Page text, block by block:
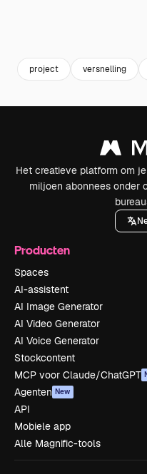
project versnelling
Het creatieve platform om
miljoen abonnees onder
Producten
Spaces
AI-assistent
AI Image Generator
AI Video Generator
AI Voice Generator
Stockcontent
MCP voor Claude/ChatGPT
Agenten New
API
Mobiele app
Alle Magnific-tools